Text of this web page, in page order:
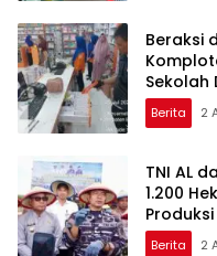
Beraksi
Sekolah
Berita 2
TNI AL
1.200
Berita 2